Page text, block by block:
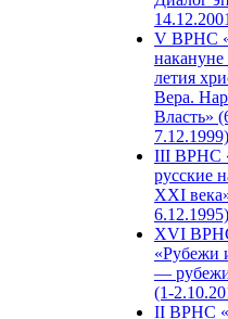
V ВРНС
накануне
летия
Вера.
Власть»
7.12.1999)
III ВРНС
русские
XXI
6.12.1995)
XVI
«Рубежи
—
(1-
II ВРНС